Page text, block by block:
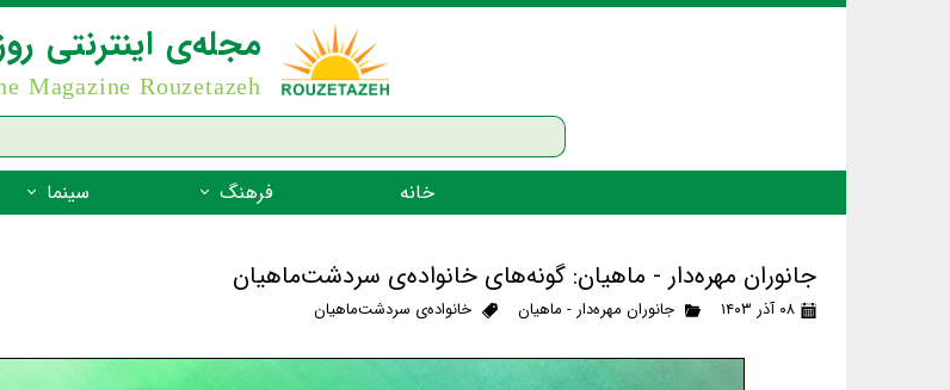
مجله‌ی اینترنتی
Magazine Rouzetazeh
خانه فرهنگ
نام‌نامه
سینما
جانوران مهره‌دار - ماهیان: گونه‌های خانواده‌ی سردشت‌ماهیان
۰۸ آذر ۱۴۰۳ جانوران مهره‌دار - ماهیان خانواده‌ی سردشت‌ماهیان